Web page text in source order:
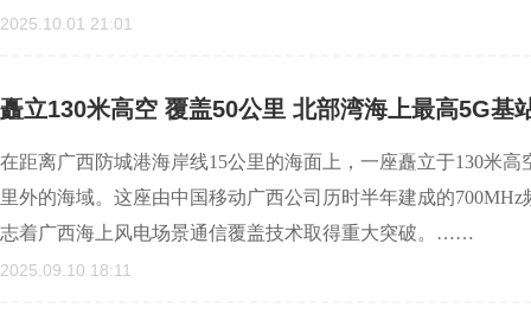
2025.10.01 21:01
矗立130米高空 覆盖50公里 北部湾海上最高5G基
在距离广西防城港海岸线15公里的海面上，一座矗立于130米
里外的海域。这座由中国移动广西公司历时半年建成的
志着广西海上风电场景通信覆盖技术取得重大突破。……
2025.09.10 18:11